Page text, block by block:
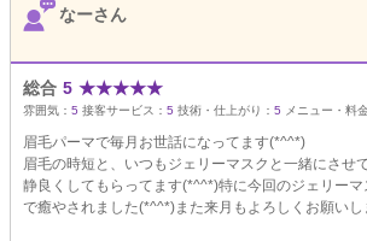
なーさん
総合 5 ★★★★★
雰囲気： 5 接客サービス： 5 技術・仕上がり： 5 メニュー・料
眉毛パーマで毎月お世話になってます(*^^*)
眉毛の時短と、いつもジェリーマスクと一緒にさせ
静良くしてもらってます(*^^*)特に今回のジェリーマ
で癒やされました(*^^*)また来月もよろしくお願いし